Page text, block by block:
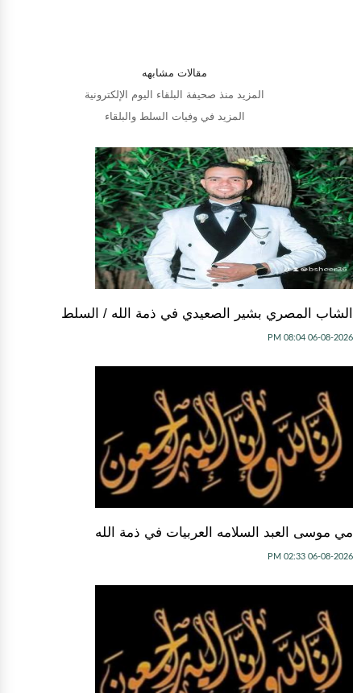
مقالات مشابهه
المزيد منذ صحيفة البلقاء اليوم الإلكترونية
المزيد في وفيات السلط والبلقاء
الشاب المصري بشير الصعيدي في ذمة الله / السلط
06-08-2026 08:04 PM
مي موسى العبد السلامه العربيات في ذمة الله
06-08-2026 02:33 PM